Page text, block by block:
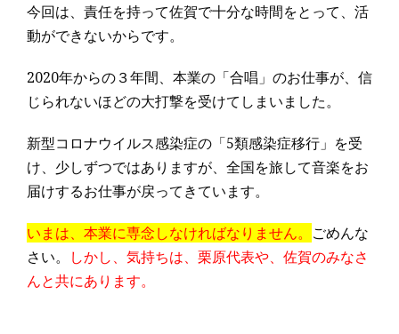
今回は、責任を持って佐賀で十分な時間をとって、活
動ができないからです。
2020年からの３年間、本業の「合唱」のお仕事が、信
じられないほどの大打撃を受けてしまいました。
新型コロナウイルス感染症の「5類感染症移行」を受
け、少しずつではありますが、全国を旅して音楽をお
届けするお仕事が戻ってきています。
いまは、本業に専念しなければなりません。 ごめんな
さい。
しかし、気持ちは、栗原代表や、佐賀のみなさ
んと共にあります。